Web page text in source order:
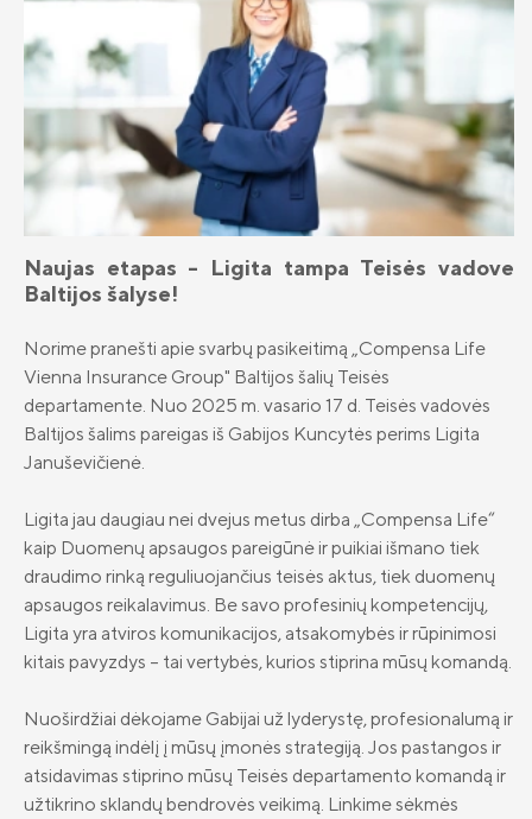
II pensijų pakopa: likti ar išlipti?
Investicinis gyvybės draudimas
Investavimo kryptys
Kas yra investavimas?
Rizikų draudimas
Draudimas nuo vėžinių susirgimų
„OncoDrop“
Papildomi draudimai
ADB „Compensa Vienna Insurance
„Compensa Life Vienna Insurance Group
Naujienos
Valdyba ir stebėtojų taryba
Tvarumas
Finansinė informacija
Draudimo tarpininkų sąrašas
Karjera
Draudimo taisyklės
Barbara Kinderevičienė
Airidas Šiaulys
Sigita Ažusienienė
Ligita Januševičienė
Laura Šeduikytė - Koiro
Erika Mikulskytė
Ernestas Pavlovskis
Karolis Našlėnas
Jurga Bareikienė
Greta Dulevičienė
Vilma Semionovaitė-Railan
Justinas Muravskis
Simona Vaicekavičiūtė
Viktorija Ilčiukaitė
Naujas etapas - Ligita tampa Teisės vadove
Baltijos šalyse!
Norime pranešti apie svarbų pasikeitimą „Compensa Life
Vienna Insurance Group" Baltijos šalių Teisės
departamente. Nuo 2025 m. vasario 17 d. Teisės vadovės
Baltijos šalims pareigas iš Gabijos Kuncytės perims Ligita
Januševičienė.
Ligita jau daugiau nei dvejus metus dirba „Compensa Life“
kaip Duomenų apsaugos pareigūnė ir puikiai išmano tiek
draudimo rinką reguliuojančius teisės aktus, tiek duomenų
apsaugos reikalavimus. Be savo profesinių kompetencijų,
Ligita yra atviros komunikacijos, atsakomybės ir rūpinimosi
kitais pavyzdys – tai vertybės, kurios stiprina mūsų komandą.
Nuoširdžiai dėkojame Gabijai už lyderystę, profesionalumą ir
reikšmingą indėlį į mūsų įmonės strategiją. Jos pastangos ir
atsidavimas stiprino mūsų Teisės departamento komandą ir
užtikrino sklandų bendrovės veikimą. Linkime sėkmės